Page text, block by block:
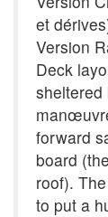
et
Version
Deck
sheltered
forward
board
roof).
to put a